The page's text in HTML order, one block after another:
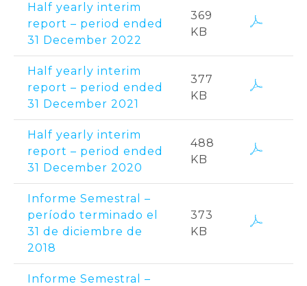
Half yearly interim
report – period ended
31 December 2022
369
KB
Half yearly interim
report – period ended
31 December 2021
377
KB
Half yearly interim
report – period ended
31 December 2020
488
KB
Informe Semestral –
período terminado el
31 de diciembre de
2018
373
KB
Informe Semestral –